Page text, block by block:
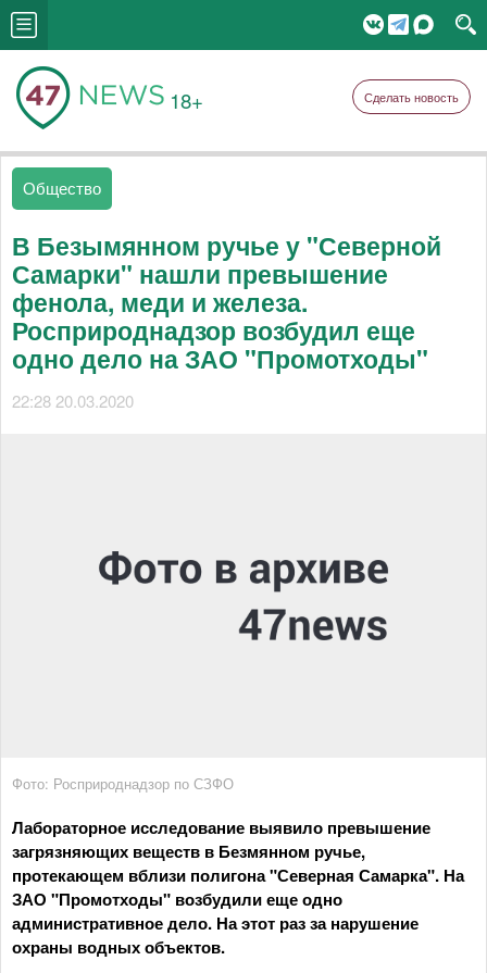
18+ Сделать новость
Общество
В Безымянном ручье у "Северной
Самарки" нашли превышение
фенола, меди и железа.
Росприроднадзор возбудил еще
одно дело на ЗАО "Промотходы"
22:28 20.03.2020
Фото: Росприроднадзор по СЗФО
Лабораторное исследование выявило превышение
загрязняющих веществ в Безмянном ручье,
протекающем вблизи полигона "Северная Самарка". На
ЗАО "Промотходы" возбудили еще одно
административное дело. На этот раз за нарушение
охраны водных объектов.